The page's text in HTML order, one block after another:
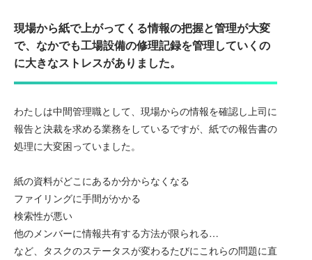
現場から紙で上がってくる情報の把握と管理が大変
で、なかでも工場設備の修理記録を管理していくの
に大きなストレスがありました。
わたしは中間管理職として、現場からの情報を確認し上司に
報告と決裁を求める業務をしているですが、紙での報告書の
処理に大変困っていました。
紙の資料がどこにあるか分からなくなる
ファイリングに手間がかかる
検索性が悪い
他のメンバーに情報共有する方法が限られる…
など、タスクのステータスが変わるたびにこれらの問題に直